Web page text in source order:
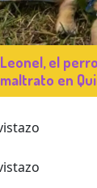
Leonel, el
maltrato en